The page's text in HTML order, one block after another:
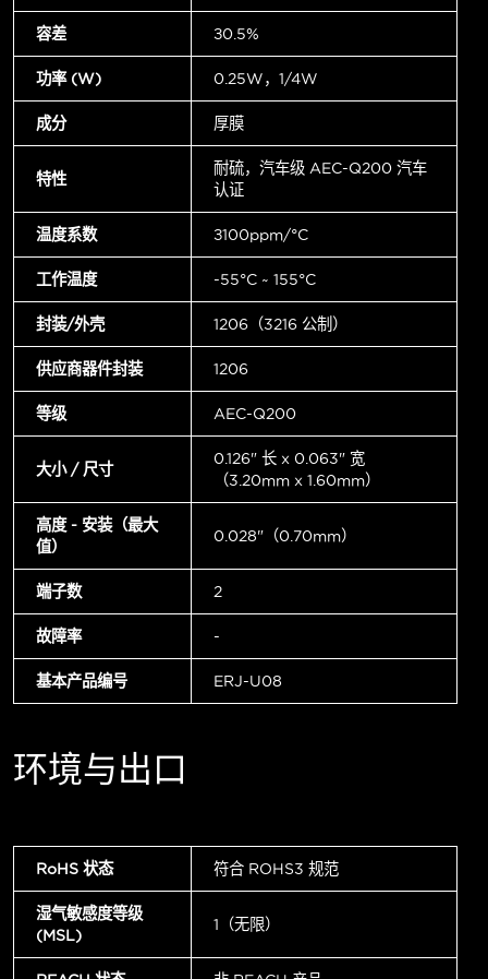
容差 ±0.5%
功率 (W) 0.25W，1/4W
成分 厚膜
特性
耐硫，汽车级 AEC-Q200 汽车
认证
温度系数 ±100ppm/°C
工作温度 -55°C ~ 155°C
封装/外壳 1206（3216 公制）
供应商器件封装 1206
等级 AEC-Q200
大小 / 尺寸
0.126" 长 x 0.063" 宽
（3.20mm x 1.60mm）
高度 - 安装（最大
值）
0.028"（0.70mm）
端子数 2
故障率 -
基本产品编号 ERJ-U08
环境与出口
RoHS 状态 符合 ROHS3 规范
湿气敏感度等级
(MSL)
1（无限）